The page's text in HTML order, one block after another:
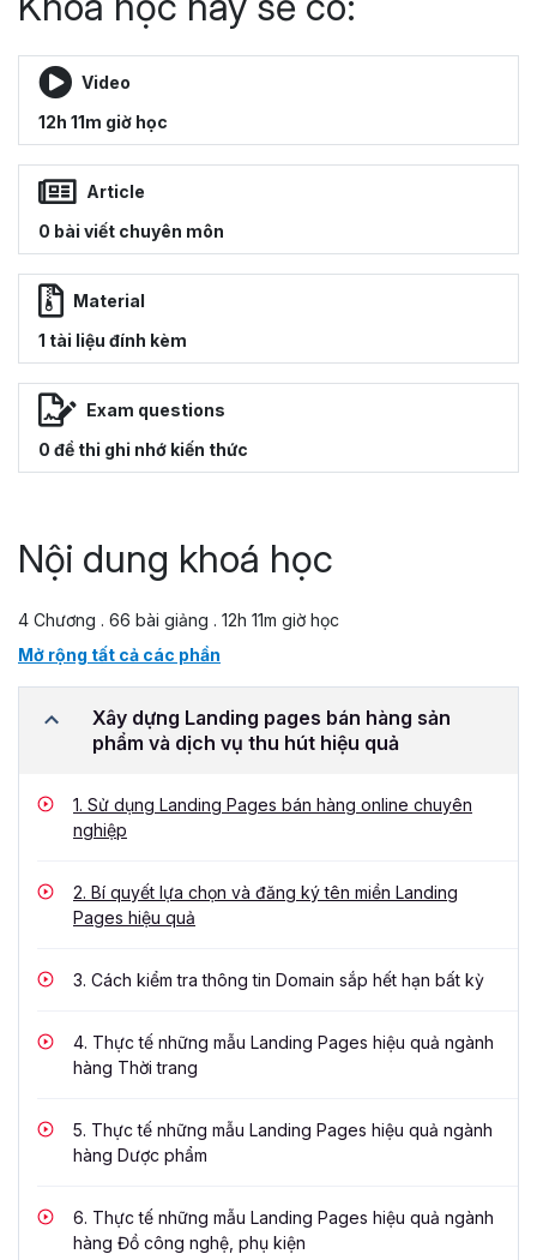
Video
12h 11m giờ học
Article
0 bài viết chuyên môn
Material
1 tài liệu đính kèm
Exam questions
0 đề thi ghi nhớ kiến thức
Nội dung khoá học
4 Chương . 66 bài giảng . 12h 11m giờ học
Mở rộng tất cả các phần
Xây dựng Landing pages bán hàng sản
phẩm và dịch vụ thu hút hiệu quả
1. Sử dụng Landing Pages bán hàng online chuyên
nghiệp
2. Bí quyết lựa chọn và đăng ký tên miền Landing
Pages hiệu quả
3. Cách kiểm tra thông tin Domain sắp hết hạn bất kỳ
4. Thực tế những mẫu Landing Pages hiệu quả ngành
hàng Thời trang
5. Thực tế những mẫu Landing Pages hiệu quả ngành
hàng Dược phẩm
6. Thực tế những mẫu Landing Pages hiệu quả ngành
hàng Đồ công nghệ, phụ kiện